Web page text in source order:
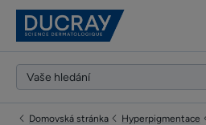
Domovská stránka Hyperpigmentace